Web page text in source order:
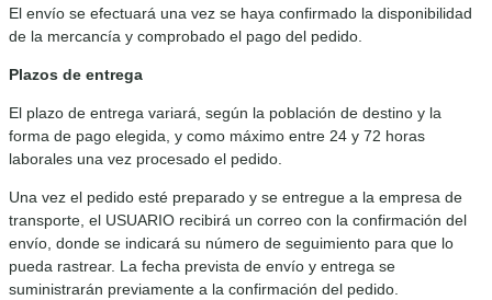
El envío se efectuará una vez se haya confirmado la disponibilidad
de la mercancía y comprobado el pago del pedido.
Plazos de entrega
El plazo de entrega variará, según la población de destino y la
forma de pago elegida, y como máximo entre 24 y 72 horas
laborales una vez procesado el pedido.
Una vez el pedido esté preparado y se entregue a la empresa de
transporte, el USUARIO recibirá un correo con la confirmación del
envío, donde se indicará su número de seguimiento para que lo
pueda rastrear. La fecha prevista de envío y entrega se
suministrarán previamente a la confirmación del pedido.